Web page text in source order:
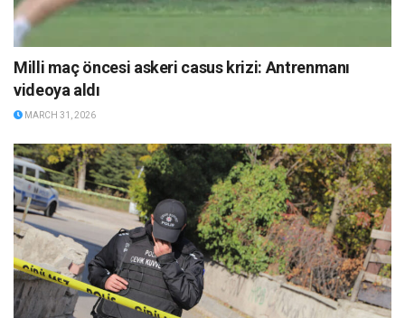
Milli maç öncesi askeri casus krizi: Antrenmanı
videoya aldı
MARCH 31, 2026